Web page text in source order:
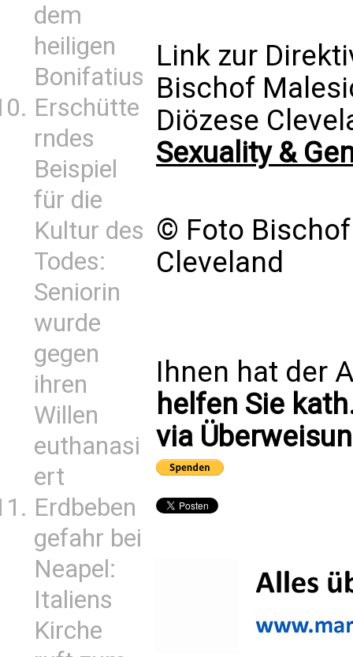
dem
heiligen
Bonifatius
Erschütte
rndes
Beispiel
für die
Kultur des
Todes:
Seniorin
wurde
gegen
ihren
Willen
euthanasi
ert
Erdbeben
gefahr bei
Neapel:
Italiens
Kirche
Link zur
Bischof
Diözese
Sexuality &
© Foto
Cleveland
Ihnen hat der
helfen Sie
via